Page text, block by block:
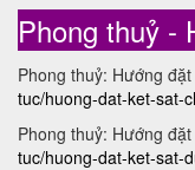
Phong thuỷ -
Phong thuỷ: Hướng
tuc/huong-dat-ket-sat-
Phong thuỷ: Hướng
tuc/huong-dat-ket-sat-